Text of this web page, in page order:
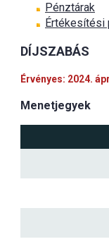
Pénztárak
Értékesítési
DÍJSZABÁS
Érvényes: 2024.
Menetjegyek